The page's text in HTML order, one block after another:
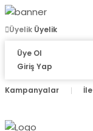
Üyelik Üyelik
Üye Ol
Giriş Yap
Kampanyalar